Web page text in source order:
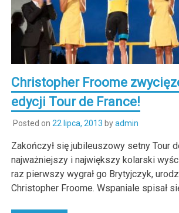
Christopher Froome
edycji Tour de France!
Posted on 22 lipca, 2013 byadmin
Zakończył się jubileuszowy setny Tour
najważniejszy i największy kolarski
raz pierwszy wygrał go Brytyjczyk,
Christopher Froome. Wspaniale spisał